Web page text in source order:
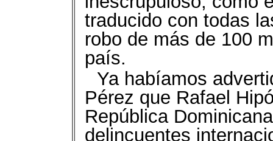
traducido con todas
robo de más de 100
país.
Ya habíamos
Pérez que Rafael
República
delincuentes